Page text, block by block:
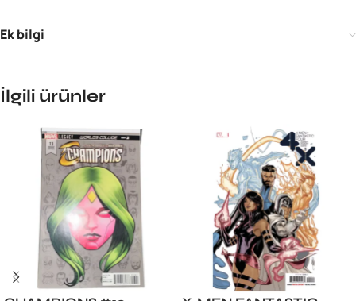
Ek bilgi
İlgili ürünler